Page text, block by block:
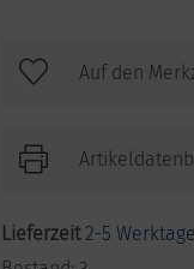
Lieferzeit 2-5 Werktage